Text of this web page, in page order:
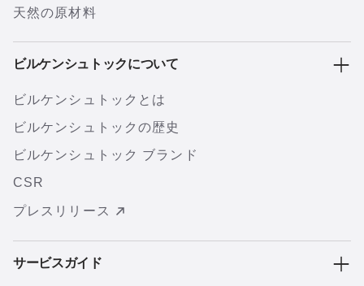
天然の原材料
ビルケンシュトックについて
ビルケンシュトックとは
ビルケンシュトックの歴史
ビルケンシュトック ブランド
CSR
プレスリリース
サービスガイド